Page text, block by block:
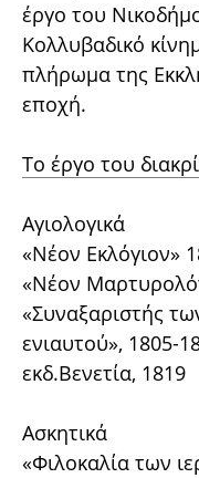
έργο του
Κολλυβαδικό
πλήρωμα της
εποχή.
Το έργο του
Αγιολογικά
«Νέον Εκλόγιον»
«Νέον
«Συναξαριστής
ενιαυτού», 1805-
εκδ.Βενετία, 1819
Ασκητικά
«Φιλοκαλία των